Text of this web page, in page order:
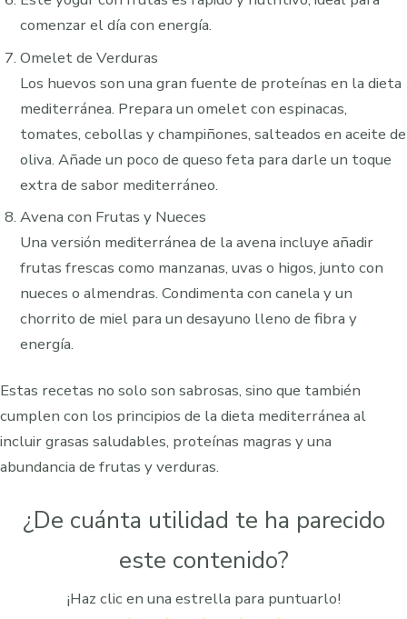
comenzar el día con energía.
Omelet de Verduras
Los huevos son una gran fuente de proteínas en la dieta
mediterránea. Prepara un omelet con espinacas,
tomates, cebollas y champiñones, salteados en aceite de
oliva. Añade un poco de queso feta para darle un toque
extra de sabor mediterráneo.
Avena con Frutas y Nueces
Una versión mediterránea de la avena incluye añadir
frutas frescas como manzanas, uvas o higos, junto con
nueces o almendras. Condimenta con canela y un
chorrito de miel para un desayuno lleno de fibra y
energía.
Estas recetas no solo son sabrosas, sino que también
cumplen con los principios de la dieta mediterránea al
incluir grasas saludables, proteínas magras y una
abundancia de frutas y verduras.
¿De cuánta utilidad te ha parecido
este contenido?
¡Haz clic en una estrella para puntuarlo!